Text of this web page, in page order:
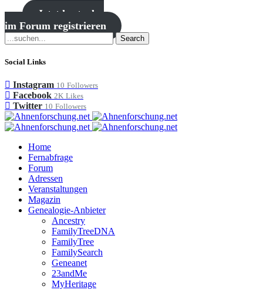
Jetzt kostenlos
im Forum registrieren
Search
Social Links
Instagram 10 Followers
Facebook 2K Likes
Twitter 10 Followers
Home
Fernabfrage
Forum
Adressen
Veranstaltungen
Magazin
Genealogie-Anbieter
Ancestry
FamilyTreeDNA
FamilyTree
FamilySearch
Geneanet
23andMe
MyHeritage